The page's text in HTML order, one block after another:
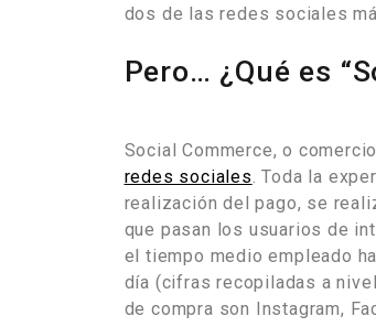
dos de las redes sociales
Pero… ¿Qué es
Social Commerce, o
redes sociales. Toda la
realización del pago, se
que pasan los usuarios de
el tiempo medio empleado
día (cifras recopiladas a
de compra son Instagram,